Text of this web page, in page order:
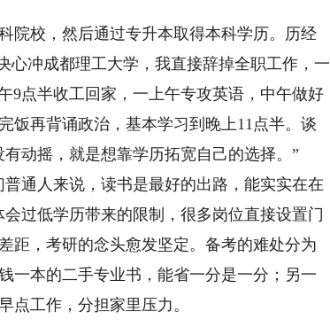
校，然后通过专升本取得本科学历。历经
心冲成都理工大学，我直接辞掉全职工作，一
9点半收工回家，一上午专攻英语，中午做好
饭再背诵政治，基本学习到晚上11点半。谈
动摇，就是想靠学历拓宽自己的选择。”
通人来说，读书是最好的出路，能实实在在
过低学历带来的限制，很多岗位直接设置门
距，考研的念头愈发坚定。备考的难处分为
一本的二手专业书，能省一分是一分；另一
点工作，分担家里压力。